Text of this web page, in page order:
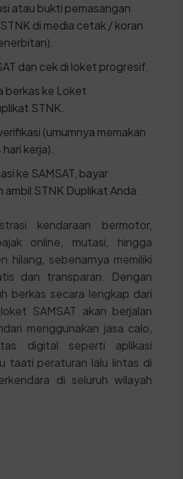
atau bukti pemasangan
di media cetak / koran
dan cek di loket progresif.
berkas ke Loket
STNK.
(umumnya memakan
kerja).
ke SAMSAT, bayar
ambil STNK Duplikat Anda.
kendaraan bermotor,
online, mutasi, hingga
hilang, sebenarnya memiliki
dan transparan. Dengan
berkas secara lengkap dari
SAMSAT akan berjalan
menggunakan jasa calo,
digital seperti aplikasi
taati peraturan lalu lintas di
di seluruh wilayah